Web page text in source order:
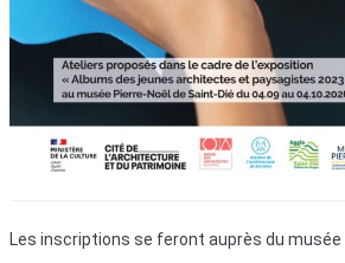
Les inscriptions se feront auprès du musée